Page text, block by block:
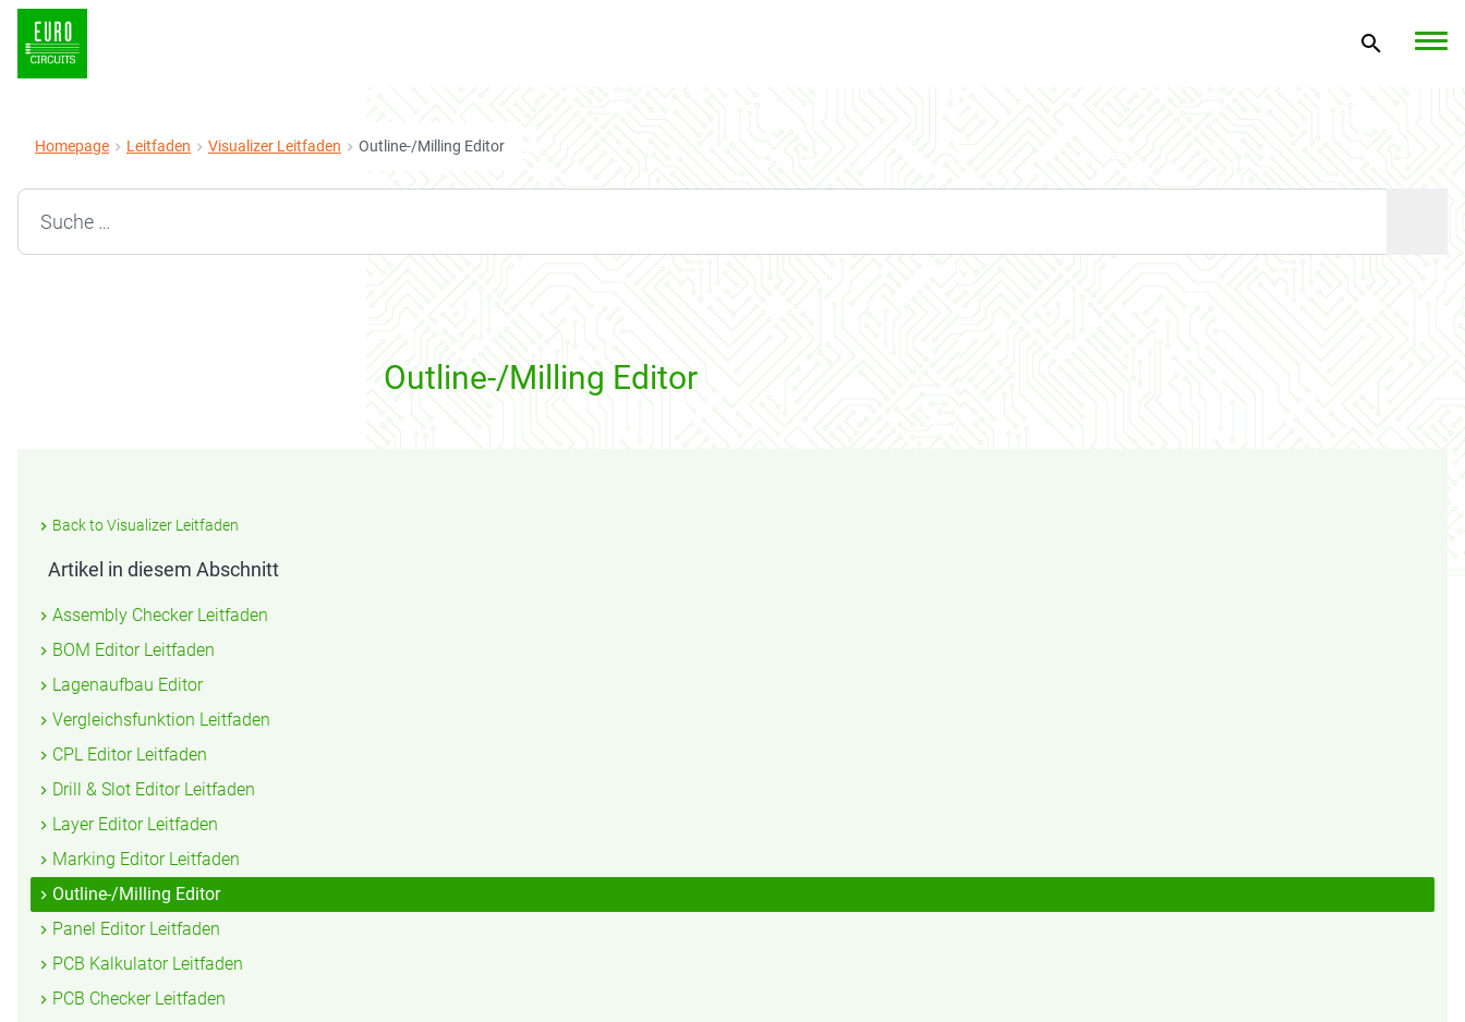
Homepage Leitfaden Visualizer Leitfaden Outline-/Milling Editor
Search for:
Outline-/Milling Editor
Back to Visualizer Leitfaden
Artikel in diesem Abschnitt
Assembly Checker Leitfaden
BOM Editor Leitfaden
Lagenaufbau Editor
Vergleichsfunktion Leitfaden
CPL Editor Leitfaden
Drill & Slot Editor Leitfaden
Layer Editor Leitfaden
Marking Editor Leitfaden
Outline-/Milling Editor
Panel Editor Leitfaden
PCB Kalkulator Leitfaden
PCB Checker Leitfaden